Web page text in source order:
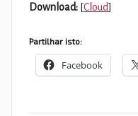
Download: [Cloud]
Partilhar isto:
Facebook